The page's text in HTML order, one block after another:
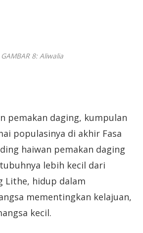
GAMBAR 8: Aliwalia
pemakan daging, kumpulan
populasinya di akhir Fasa
haiwan pemakan daging
lebih kecil dari
Lithe, hidup dalam
mementingkan kelajuan,
kecil.